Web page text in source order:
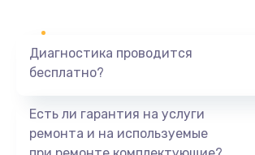
Замена кнопки
Заказать
Диагностика проводится
бесплатно?
Есть ли гарантия на услуги
ремонта и на используемые